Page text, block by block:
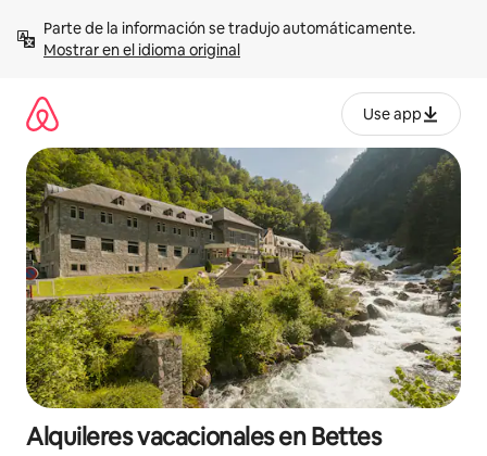
contenidoMostrar en el idioma original
Use app
Alquileres vacacionales en Bettes